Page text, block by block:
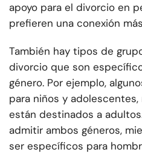
apoyo para el divorcio en
prefieren una conexión
También hay tipos de
divorcio que son
género. Por ejemplo,
para niños y
están destinados a
admitir ambos géneros,
ser específicos para